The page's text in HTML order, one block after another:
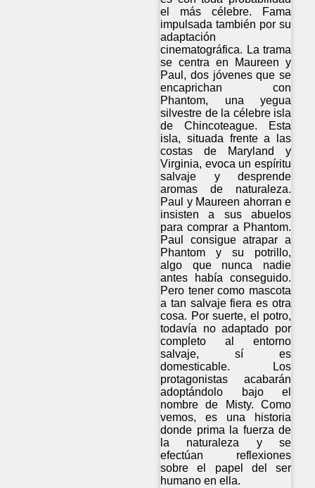
el más célebre. Fama
impulsada también por su
adaptación
cinematográfica. La trama
se centra en Maureen y
Paul, dos jóvenes que se
encaprichan con
Phantom, una yegua
silvestre de la célebre isla
de Chincoteague. Esta
isla, situada frente a las
costas de Maryland y
Virginia, evoca un espíritu
salvaje y desprende
aromas de naturaleza.
Paul y Maureen ahorran e
insisten a sus abuelos
para comprar a Phantom.
Paul consigue atrapar a
Phantom y su potrillo,
algo que nunca nadie
antes había conseguido.
Pero tener como mascota
a tan salvaje fiera es otra
cosa. Por suerte, el potro,
todavía no adaptado por
completo al entorno
salvaje, sí es
domesticable. Los
protagonistas acabarán
adoptándolo bajo el
nombre de Misty. Como
vemos, es una historia
donde prima la fuerza de
la naturaleza y se
efectúan reflexiones
sobre el papel del ser
humano en ella.